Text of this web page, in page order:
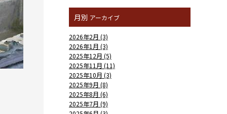
月別 アーカイブ
2026年2月 (3)
2026年1月 (3)
2025年12月 (5)
2025年11月 (11)
2025年10月 (3)
2025年9月 (8)
2025年8月 (6)
2025年7月 (9)